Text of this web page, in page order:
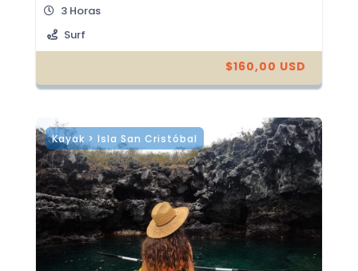
3 Horas
Surf
$160,00 USD
Kayak > Isla San Cristóbal